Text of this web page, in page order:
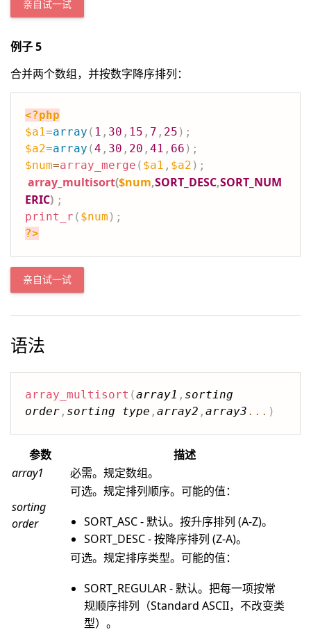
亲自试一试
例子 5
合并两个数组，并按数字降序排列：
<?php
$a1=array ( 1 , 30 , 15 , 7 , 25 ) ;
$a2=array (4 , 30 , 20 , 41 , 66 ) ;
$num=array_merge ( $a1 , $a2 ) ;
array_multisort($num,SORT_DESC,SORT_NUM
ERIC) ;
print_r ( $num ) ;
?>
亲自试一试
语法
array_multisort (array1 , sorting
order , sorting type , array2 , array3 ... )
参数
描述
array1
必需。规定数组。
sorting
order
可选。规定排列顺序。可能的值：
SORT_ASC - 默认。按升序排列 (A-Z)。
SORT_DESC - 按降序排列 (Z-A)。
可选。规定排序类型。可能的值：
SORT_REGULAR - 默认。把每一项按常
规顺序排列（Standard ASCII，不改变类
型）。